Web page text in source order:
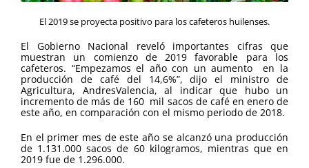
El 2019 se proyecta positivo para los cafeteros huilenses.
El Gobierno Nacional reveló importantes cifras que
muestran un comienzo de 2019 favorable para los
cafeteros. “Empezamos el año con un aumento en la
producción de café del 14,6%”, dijo el ministro de
Agricultura, AndresValencia, al indicar que hubo un
incremento de más de 160 mil sacos de café en enero de
este año, en comparación con el mismo periodo de 2018.
En el primer mes de este año se alcanzó una producción
de 1.131.000 sacos de 60 kilogramos, mientras que en
2019 fue de 1.296.000.